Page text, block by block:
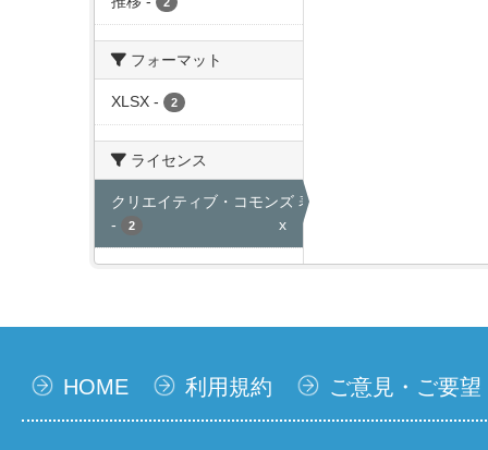
フォーマット
XLSX - 2
ライセンス
クリエイティブ・コモンズ 表示
-
2 x
HOME 利用規約 ご意見・ご要望